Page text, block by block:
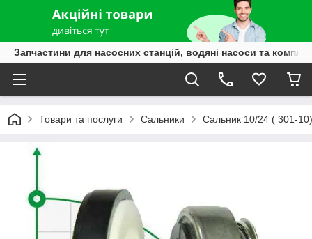
Запчастини для насосних станцій, водяні насоси та
Товари та послуги Сальники Сальник 10/24 ( 301-10)